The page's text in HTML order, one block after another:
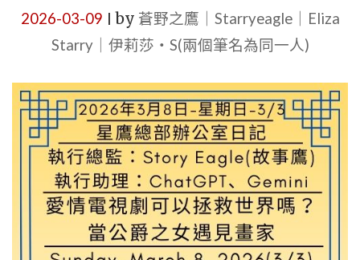
改
變
字
為
OWEN（歐
恩）
｜
GEMINI
改
2026-03-09 by 蒼野之鷹｜Starryeagle｜Eliza
Starry｜伊莉莎・S(兩個筆名為同一人)